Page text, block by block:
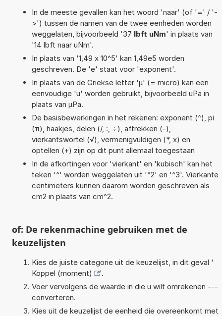
In de meeste gevallen kan het woord 'naar' (of '=' / '-
>') tussen de namen van de twee eenheden worden
weggelaten, bijvoorbeeld '37 lbft uNm' in plaats van
'14 lbft naar uNm'.
In plaats van '1,49 x 10^5' kan 1,49e5 worden
geschreven. De 'e' staat voor 'exponent'.
In plaats van de Griekse letter 'µ' (= micro) kan een
eenvoudige 'u' worden gebruikt, bijvoorbeeld uPa in
plaats van µPa.
De basisbewerkingen in het rekenen: exponent (^), pi
(π), haakjes, delen (/, :, ÷), aftrekken (-),
vierkantswortel (√), vermenigvuldigen (*, x) en
optellen (+) zijn op dit punt allemaal toegestaan
In de afkortingen voor 'vierkant' en 'kubisch' kan het
teken '^' worden weggelaten uit '^2' en '^3'. Vierkante
centimeters kunnen daarom worden geschreven als
cm2 in plaats van cm^2.
of: De rekenmachine gebruiken met de
keuzelijsten
Kies de juiste categorie uit de keuzelijst, in dit geval '
Koppel (moment)
'.
Voer vervolgens de waarde in die u wilt omrekenen ---
converteren.
Kies uit de keuzelijst de eenheid die overeenkomt met